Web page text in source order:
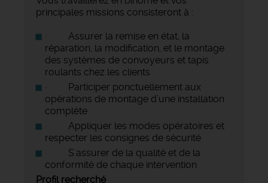
principales missions consisteront à :
· Assurer la remise en état, la
réparation, la modification, et le montage
des systèmes de convoyeurs et tapis
roulants chez les clients
· Participer ponctuellement aux
opérations de montage d’une installation
complète
· Appliquer les modes opératoires et
respecter les consignes de sécurité
· S'assurer de la qualité et de la
conformité de chaque intervention
Profil recherché